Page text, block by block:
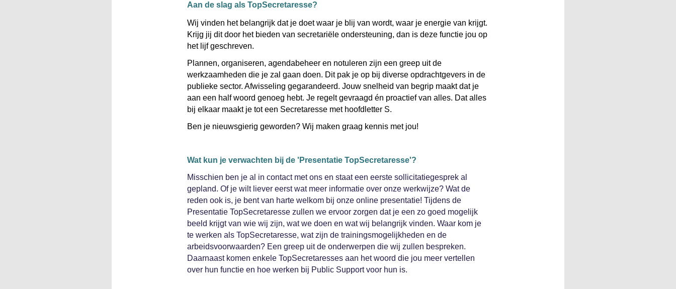
Aan de slag als TopSecretaresse?
Wij vinden het belangrijk dat je doet waar je blij van wordt, waar je energie van krijgt.
Krijg jij dit door het bieden van secretariële ondersteuning, dan is deze functie jou op
het lijf geschreven.
Plannen, organiseren, agendabeheer en notuleren zijn een greep uit de
werkzaamheden die je zal gaan doen. Dit pak je op bij diverse opdrachtgevers in de
publieke sector. Afwisseling gegarandeerd. Jouw snelheid van begrip maakt dat je
aan een half woord genoeg hebt. Je regelt gevraagd én proactief van alles. Dat alles
bij elkaar maakt je tot een Secretaresse met hoofdletter S.
Ben je nieuwsgierig geworden? Wij maken graag kennis met jou!
Wat kun je verwachten bij de 'Presentatie TopSecretaresse'?
Misschien ben je al in contact met ons en staat een eerste sollicitatiegesprek al
gepland. Of je wilt liever eerst wat meer informatie over onze werkwijze? Wat de
reden ook is, je bent van harte welkom bij onze online presentatie! Tijdens de
Presentatie TopSecretaresse zullen we ervoor zorgen dat je een zo goed mogelijk
beeld krijgt van wie wij zijn, wat we doen en wat wij belangrijk vinden. Waar kom je
te werken als TopSecretaresse, wat zijn de trainingsmogelijkheden en de
arbeidsvoorwaarden? Een greep uit de onderwerpen die wij zullen bespreken.
Daarnaast komen enkele TopSecretaresses aan het woord die jou meer vertellen
over hun functie en hoe werken bij Public Support voor hun is.